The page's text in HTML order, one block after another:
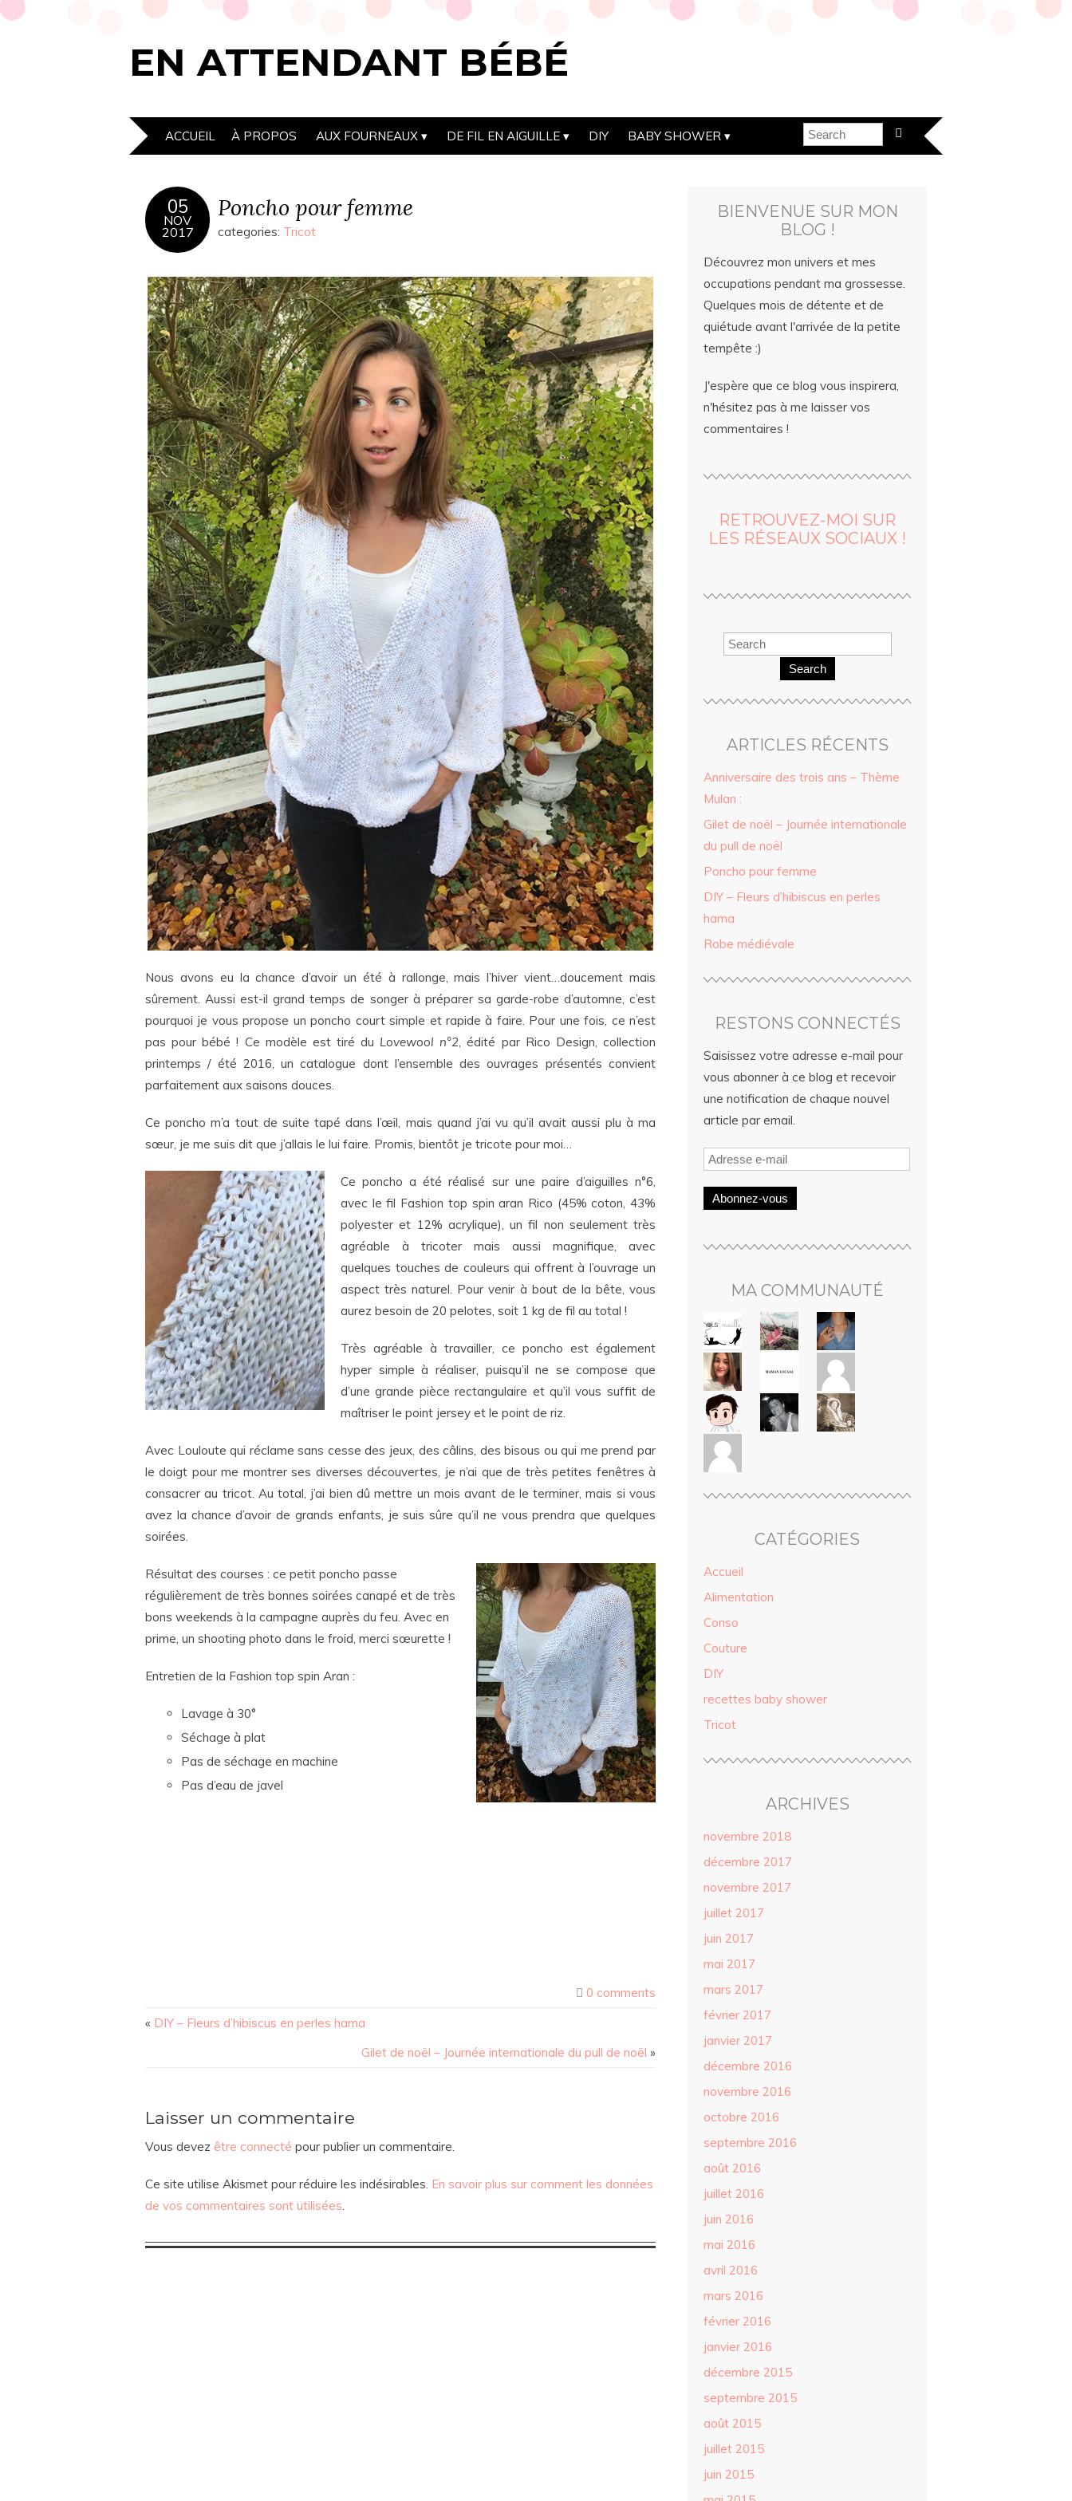
EN ATTENDANT BÉBÉ
ACCUEIL À PROPOS AUX FOURNEAUX DE FIL EN AIGUILLE DIY BABY SHOWER
05
NOV
2017
Poncho pour femme
categories: Tricot
Nous avons eu la chance d’avoir un été à rallonge, mais l’hiver vient…doucement mais
sûrement. Aussi est-il grand temps de songer à préparer sa garde-robe d’automne, c’est
pourquoi je vous propose un poncho court simple et rapide à faire. Pour une fois, ce n’est
pas pour bébé ! Ce modèle est tiré du Lovewool n°2, édité par Rico Design, collection
printemps / été 2016, un catalogue dont l’ensemble des ouvrages présentés convient
parfaitement aux saisons douces.
Ce poncho m’a tout de suite tapé dans l’œil, mais quand j’ai vu qu’il avait aussi plu à ma
sœur, je me suis dit que j’allais le lui faire. Promis, bientôt je tricote pour moi…
Ce poncho a été réalisé sur une paire d’aiguilles n°6,
avec le fil Fashion top spin aran Rico (45% coton, 43%
polyester et 12% acrylique), un fil non seulement très
agréable à tricoter mais aussi magnifique, avec
quelques touches de couleurs qui offrent à l’ouvrage un
aspect très naturel. Pour venir à bout de la bête, vous
aurez besoin de 20 pelotes, soit 1 kg de fil au total !
Très agréable à travailler, ce poncho est également
hyper simple à réaliser, puisqu’il ne se compose que
d’une grande pièce rectangulaire et qu’il vous suffit de
maîtriser le point jersey et le point de riz.
Avec Louloute qui réclame sans cesse des jeux, des câlins, des bisous ou qui me prend par
le doigt pour me montrer ses diverses découvertes, je n’ai que de très petites fenêtres à
consacrer au tricot. Au total, j’ai bien dû mettre un mois avant de le terminer, mais si vous
avez la chance d’avoir de grands enfants, je suis sûre qu’il ne vous prendra que quelques
soirées.
Résultat des courses : ce petit poncho passe
régulièrement de très bonnes soirées canapé et de très
bons weekends à la campagne auprès du feu. Avec en
prime, un shooting photo dans le froid, merci sœurette !
Entretien de la Fashion top spin Aran :
Lavage à 30°
Séchage à plat
Pas de séchage en machine
Pas d’eau de javel
0 comments
« DIY – Fleurs d’hibiscus en perles hama
Gilet de noël – Journée internationale du pull de noël »
Laisser un commentaire
Vous devez être connecté pour publier un commentaire.
Ce site utilise Akismet pour réduire les indésirables. En savoir plus sur comment les données
de vos commentaires sont utilisées.
BIENVENUE SUR MON
BLOG !
Découvrez mon univers et mes
occupations pendant ma grossesse.
Quelques mois de détente et de
quiétude avant l'arrivée de la petite
tempête :)
J'espère que ce blog vous inspirera,
n'hésitez pas à me laisser vos
commentaires !
RETROUVEZ-MOI SUR
LES RÉSEAUX SOCIAUX !
Search
ARTICLES RÉCENTS
Anniversaire des trois ans – Thème
Mulan :
Gilet de noël – Journée internationale
du pull de noël
Poncho pour femme
DIY – Fleurs d’hibiscus en perles
hama
Robe médiévale
RESTONS CONNECTÉS
Saisissez votre adresse e-mail pour
vous abonner à ce blog et recevoir
une notification de chaque nouvel
article par email.
Abonnez-vous
MA COMMUNAUTÉ
CATÉGORIES
Accueil
Alimentation
Conso
Couture
DIY
recettes baby shower
Tricot
ARCHIVES
novembre 2018
décembre 2017
novembre 2017
juillet 2017
juin 2017
mai 2017
mars 2017
février 2017
janvier 2017
décembre 2016
novembre 2016
octobre 2016
septembre 2016
août 2016
juillet 2016
juin 2016
mai 2016
avril 2016
mars 2016
février 2016
janvier 2016
décembre 2015
septembre 2015
août 2015
juillet 2015
juin 2015